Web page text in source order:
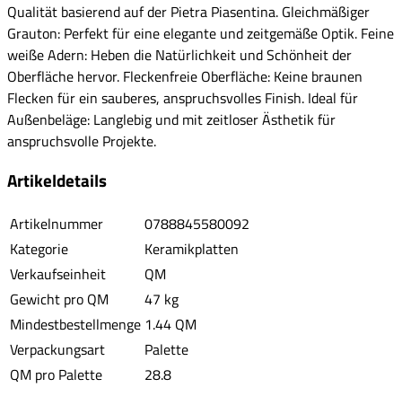
Qualität basierend auf der Pietra Piasentina. Gleichmäßiger
Grauton: Perfekt für eine elegante und zeitgemäße Optik. Feine
weiße Adern: Heben die Natürlichkeit und Schönheit der
Oberfläche hervor. Fleckenfreie Oberfläche: Keine braunen
Flecken für ein sauberes, anspruchsvolles Finish. Ideal für
Außenbeläge: Langlebig und mit zeitloser Ästhetik für
anspruchsvolle Projekte.
Artikeldetails
Artikelnummer
0788845580092
Kategorie
Keramikplatten
Verkaufseinheit
QM
Gewicht pro QM
47 kg
Mindestbestellmenge 1.44 QM
Verpackungsart
Palette
QM pro Palette
28.8